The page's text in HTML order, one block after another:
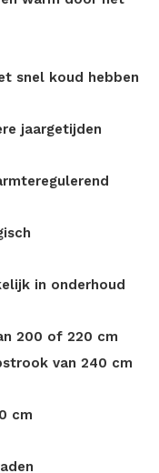
snel koud hebben
jaargetijden
in onderhoud
200 of 220 cm
van 240 cm
cm